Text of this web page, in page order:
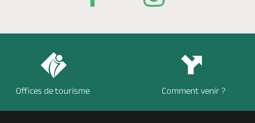
Offices de tourisme Comment venir ?